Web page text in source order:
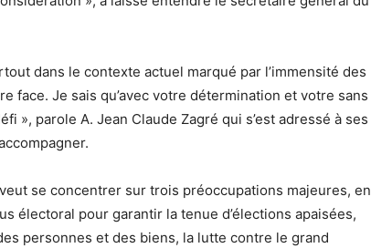
dans le contexte actuel marqué par l’immensité des
face. Je sais qu’avec votre détermination et votre sans
», parole A. Jean Claude Zagré qui s’est adressé à ses
se concentrer sur trois préoccupations majeures, en
électoral pour garantir la tenue d’élections apaisées,
personnes et des biens, la lutte contre le grand